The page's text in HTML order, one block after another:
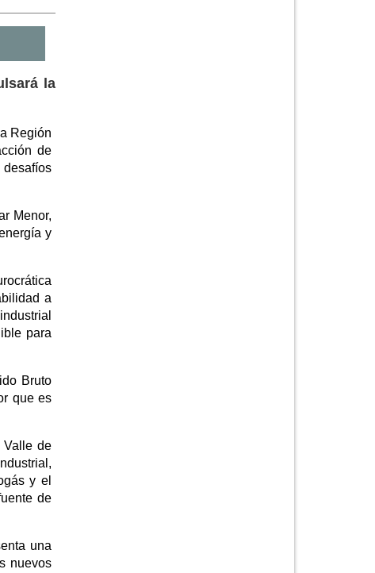
la
Región
de
desafíos
Menor,
y
a
para
Bruto
que es
Valle de
y el
de
una
nuevos